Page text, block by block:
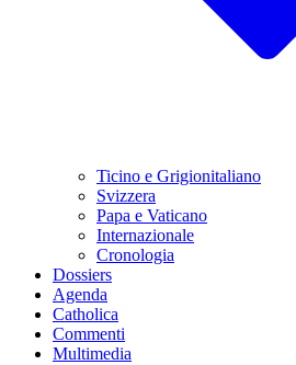
Ticino e Grigionitaliano
Svizzera
Papa e Vaticano
Internazionale
Cronologia
Dossiers
Agenda
Catholica
Commenti
Multimedia